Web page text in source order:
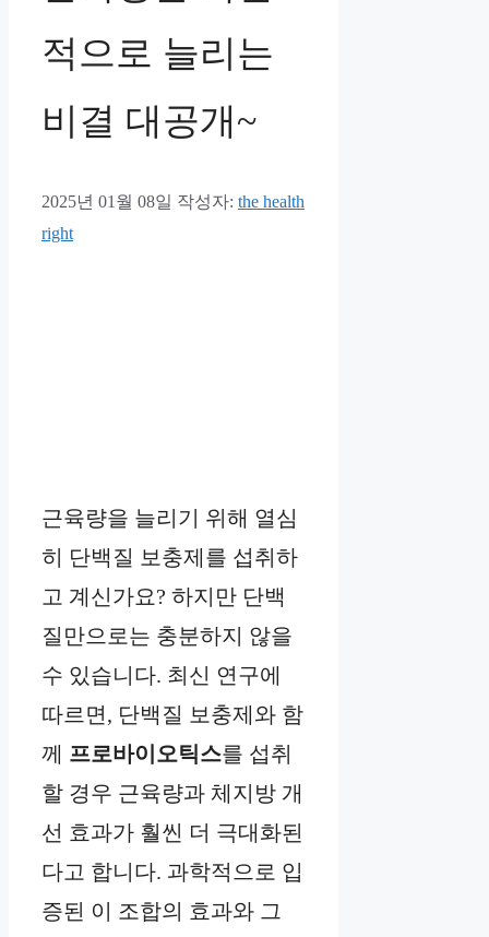
적으로 늘리는
비결 대공개~
2025년 01월 08일 작성자: the health
right
근육량을 늘리기 위해 열심
히 단백질 보충제를 섭취하
고 계신가요? 하지만 단백
질만으로는 충분하지 않을
수 있습니다. 최신 연구에
따르면, 단백질 보충제와 함
께 프로바이오틱스를 섭취
할 경우 근육량과 체지방 개
선 효과가 훨씬 더 극대화된
다고 합니다. 과학적으로 입
증된 이 조합의 효과와 그